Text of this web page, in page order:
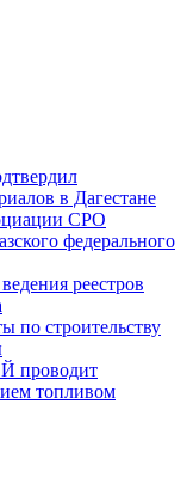
в Дагестане
СРО
федерального
реестров
по строительству
проводит
топливом